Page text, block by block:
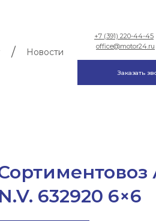
Заказать
+7 (391) 220-44-45
office@motor24.ru
Новости
/
632920 6×6